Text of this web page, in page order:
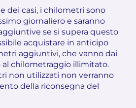
dei casi, i chilometri sono
giornaliero e saranno
se si supera questo
acquistare in anticipo
aggiuntivi, che vanno dai
chilometraggio illimitato.
non utilizzati non verranno
della riconsegna del